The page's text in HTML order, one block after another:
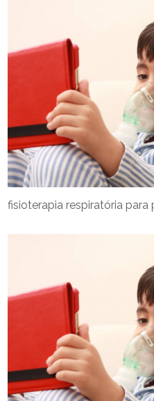
fisioterapia respiratória para